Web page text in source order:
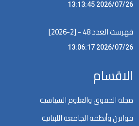
2026/07/26 13:13:45
فهرست العدد 48 - [2-2026]
2026/07/26 13:06:17
الاقسام
مجلة الحقوق والعلوم السياسية
قوانين وأنظمة الجامعة اللبنانية